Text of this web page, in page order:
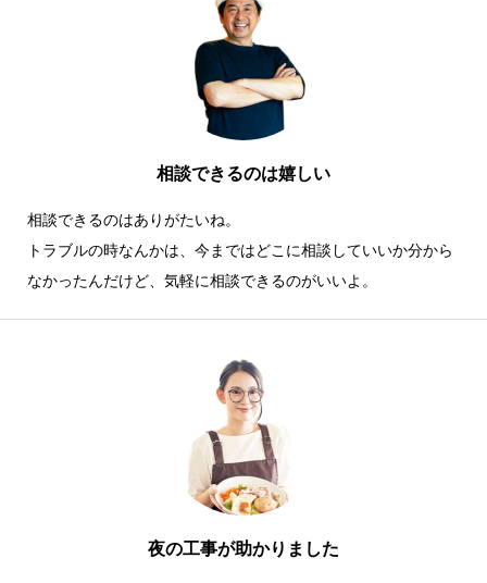
相談できるのは嬉しい
相談できるのはありがたいね。
トラブルの時なんかは、今まではどこに相談していいか分から
なかったんだけど、気軽に相談できるのがいいよ。
夜の工事が助かりました